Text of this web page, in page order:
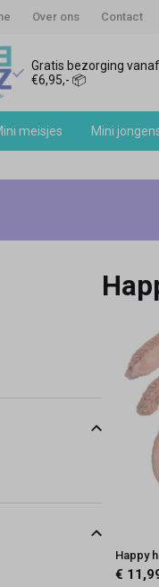
Over ons Contact
Gratis bezorging
€6,95,- 📦
meisjes Mini
Happy
€